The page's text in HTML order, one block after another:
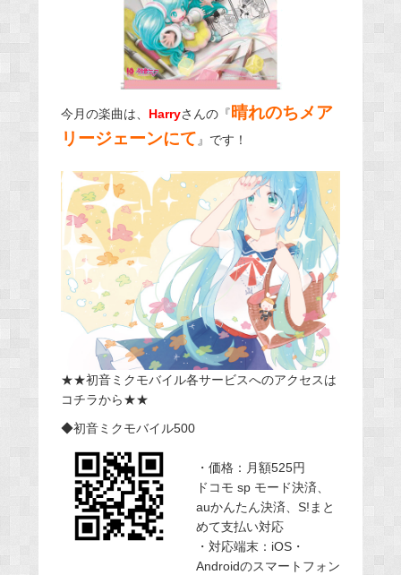
今月の楽曲は、 Harryさんの『晴れのちメア
リージェーンにて 』です！
★★初音ミクモバイル各サービスへのアクセスは
コチラから★★
◆初音ミクモバイル500
・価格：月額525円
ドコモ sp モード決済、
auかんたん決済、S!まと
めて支払い対応
・対応端末：iOS・
Androidのスマートフォン